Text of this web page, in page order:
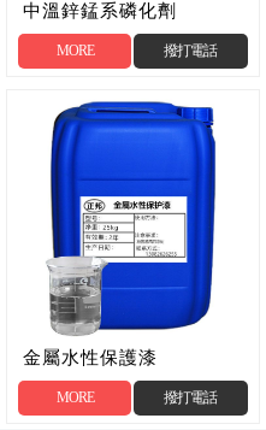
中溫鋅錳系磷化劑
MORE 撥打電話
金屬水性保護漆
MORE 撥打電話